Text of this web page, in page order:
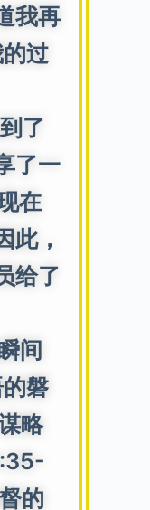
我再
过
了
了一
在
此，
给了
间
磐
略
的